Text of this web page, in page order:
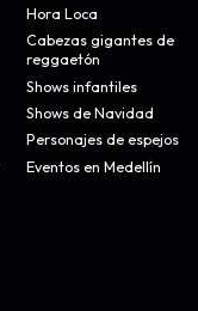
Hora Loca
Cabezas gigantes de
reggaetón
Shows infantiles
Shows de Navidad
Personajes de espejos
Eventos en Medellín